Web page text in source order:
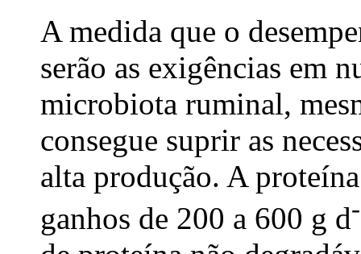
A medida que o
serão as exigências em
microbiota ruminal,
consegue suprir as
alta produção. A
ganhos de 200 a 600 g d